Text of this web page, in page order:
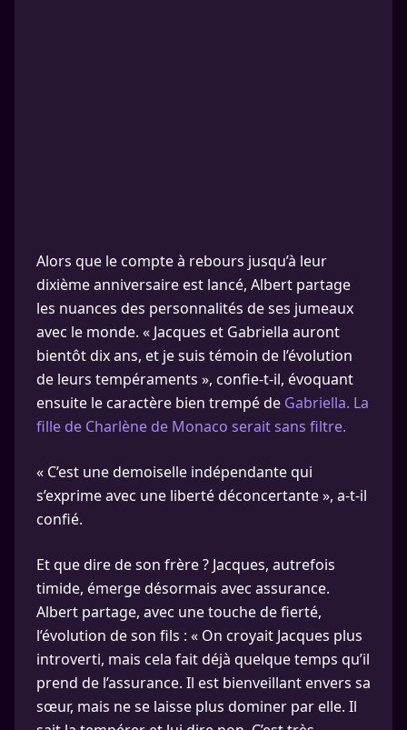
Alors que le compte à rebours jusqu’à leur
dixième anniversaire est lancé, Albert partage
les nuances des personnalités de ses jumeaux
avec le monde. « Jacques et Gabriella auront
bientôt dix ans, et je suis témoin de l’évolution
de leurs tempéraments », confie-t-il, évoquant
ensuite le caractère bien trempé de Gabriella. La
fille de Charlène de Monaco serait sans filtre.
« C’est une demoiselle indépendante qui
s’exprime avec une liberté déconcertante », a-t-il
confié.
Et que dire de son frère ? Jacques, autrefois
timide, émerge désormais avec assurance.
Albert partage, avec une touche de fierté,
l’évolution de son fils : « On croyait Jacques plus
introverti, mais cela fait déjà quelque temps qu’il
prend de l’assurance. Il est bienveillant envers sa
sœur, mais ne se laisse plus dominer par elle. Il